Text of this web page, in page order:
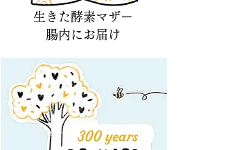
生きた酵素マザー
​腸内にお届け